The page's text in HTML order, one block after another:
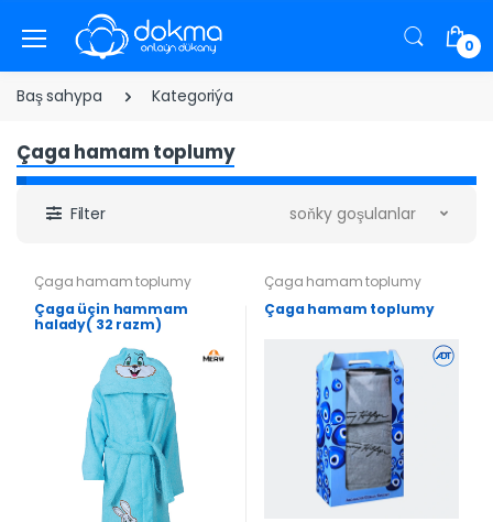
0
Baş sahypa Kategoriýa
Çaga hamam toplumy
Filter soňky goşulanlar
Çaga hamam toplumy
Çaga üçin hammam
halady( 32 razm)
Çaga hamam toplumy
Çaga hamam toplumy